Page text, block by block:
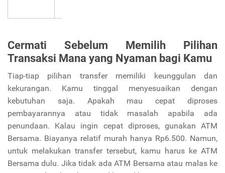
Cermati Sebelum Memilih Pilihan
Transaksi Mana yang Nyaman bagi Kamu
Tiap-tiap pilihan transfer memiliki keunggulan dan
kekurangan. Kamu tinggal menyesuaikan dengan
kebutuhan saja. Apakah mau cepat diproses
pembayarannya atau tidak masalah apabila ada
penundaan. Kalau ingin cepat diproses, gunakan ATM
Bersama. Biayanya relatif murah hanya Rp6.500. Namun,
untuk melakukan transfer tersebut, kamu harus ke ATM
Bersama dulu. Jika tidak ada ATM Bersama atau malas ke